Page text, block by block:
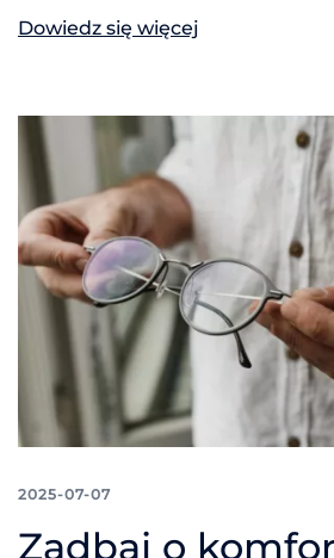
Dowiedz się więcej
2025-07-07
Zadbaj o